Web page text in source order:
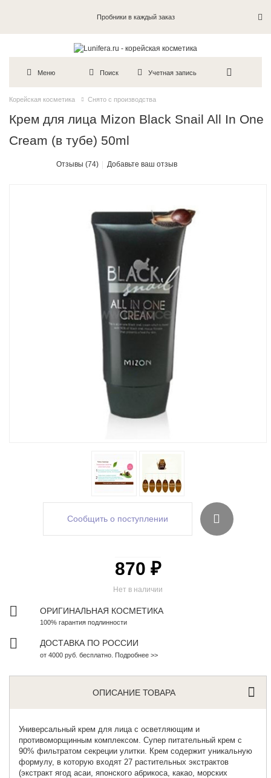
Пробники в каждый заказ
Меню Поиск Учетная запись
Корейская косметика Снято с производства
Крем для лица Mizon Black Snail All In One
Cream (в тубе) 50ml
Отзывы (74) Добавьте ваш отзыв
Сообщить о поступлении
Нет в наличии
870 ₽
ОРИГИНАЛЬНАЯ КОСМЕТИКА
100% гарантия подлинности
ДОСТАВКА ПО РОССИИ
от 4000 руб. бесплатно. Подробнее >>
ОПИСАНИЕ ТОВАРА
Универсальный крем для лица с осветляющим и
противоморщинным комплексом. Супер питательный крем с
90% фильтратом секреции улитки. Крем содержит уникальную
формулу, в которую входят 27 растительных экстрактов
(экстракт ягод асаи, японского абрикоса, какао, морских